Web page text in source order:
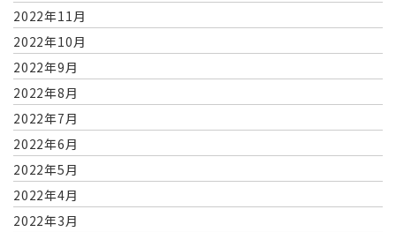
2022年11月
2022年10月
2022年9月
2022年8月
2022年7月
2022年6月
2022年5月
2022年4月
2022年3月